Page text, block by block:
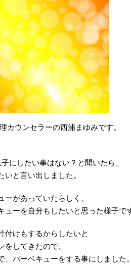
カウンセラーの西浦まゆみです。
にしたい事はない？と聞いたら、
いと言い出しました。
ーがあっていたらしく、
ューを自分もしたいと思った様子で
付けもするからしたいと
をしてきたので、
、バーベキューをする事にしました